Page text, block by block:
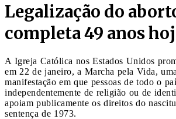
Legalização do
completa 49 anos
A Igreja Católica nos Estados Unidos
em 22 de janeiro, a Marcha pela Vida,
manifestação em que pessoas de todo o
independentemente de religião ou de
apoiam publicamente os direitos do
sentença de 1973.